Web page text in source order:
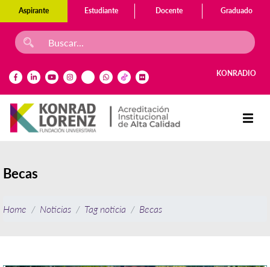
Aspirante Estudiante Docente Graduado
KONRADIO
Becas
Home Noticias Tag noticia Becas